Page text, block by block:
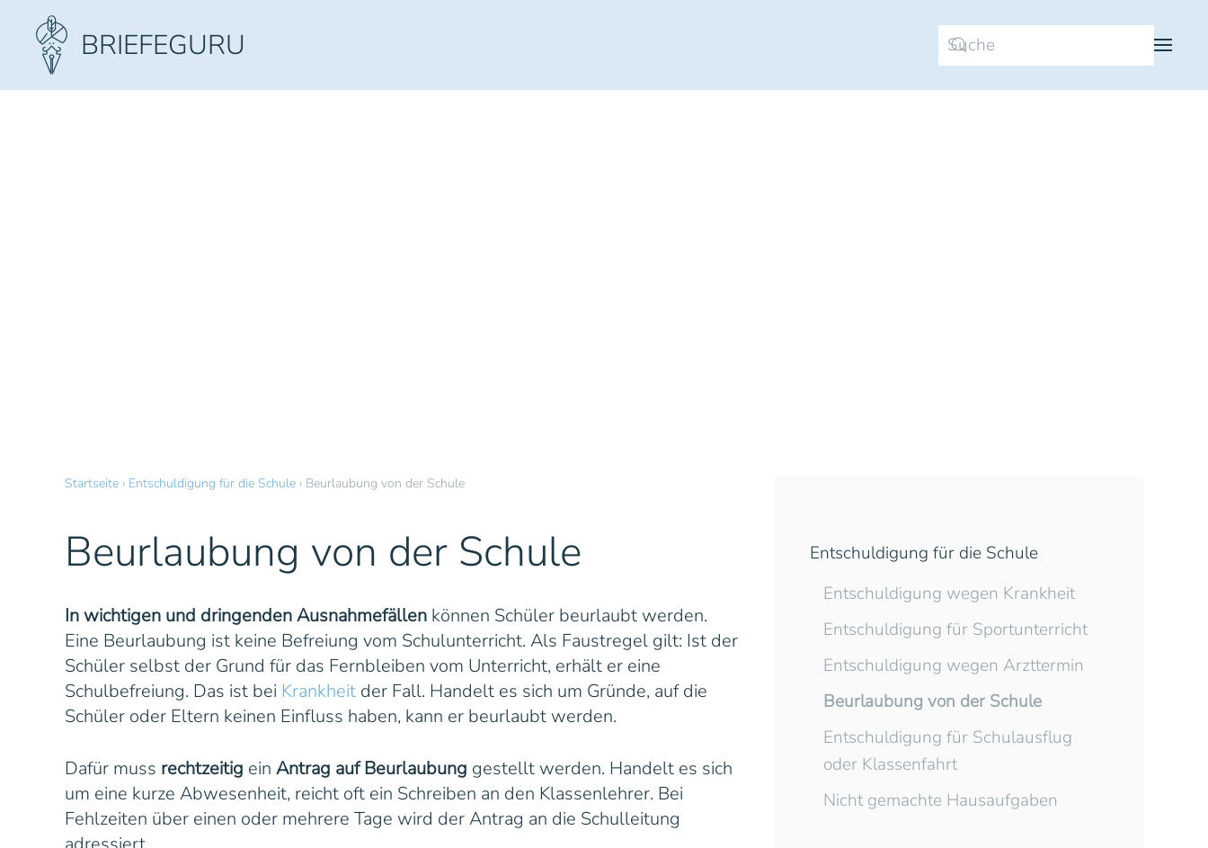
Zum Hauptinhalt springen
Startseite › Entschuldigung für die Schule › Beurlaubung von der Schule
Beurlaubung von der Schule
In wichtigen und dringenden Ausnahmefällen können Schüler beurlaubt werden.
Eine Beurlaubung ist keine Befreiung vom Schulunterricht. Als Faustregel gilt: Ist der
Schüler selbst der Grund für das Fernbleiben vom Unterricht, erhält er eine
Schulbefreiung. Das ist bei Krankheit der Fall. Handelt es sich um Gründe, auf die
Schüler oder Eltern keinen Einfluss haben, kann er beurlaubt werden.
Dafür muss rechtzeitig ein Antrag auf Beurlaubung gestellt werden. Handelt es sich
um eine kurze Abwesenheit, reicht oft ein Schreiben an den Klassenlehrer. Bei
Fehlzeiten über einen oder mehrere Tage wird der Antrag an die Schulleitung
Entschuldigung für die Schule
Entschuldigung wegen Krankheit
Entschuldigung für Sportunterricht
Entschuldigung wegen Arzttermin
Beurlaubung von der Schule
Entschuldigung für Schulausflug
oder Klassenfahrt
Nicht gemachte Hausaufgaben